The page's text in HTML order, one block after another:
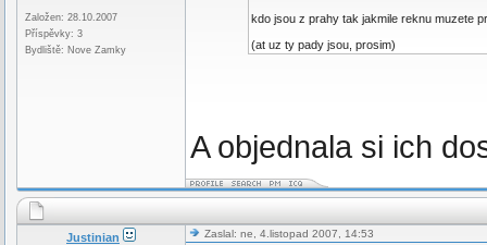
Založen: 28.10.2007
Příspěvky: 3
Bydliště: Nove Zamky
kdo jsou z prahy tak jakmile reknu muzete
(at uz ty pady jsou, prosim)
A objednala si ich
Justinian Zaslal: ne, 4.listopad 2007, 14:53